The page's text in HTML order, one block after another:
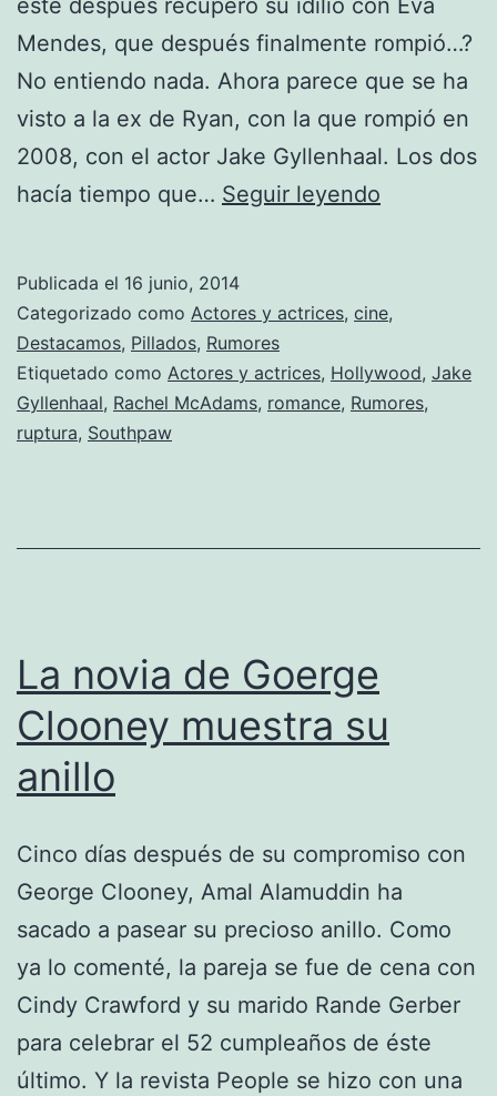
esté después recuperó su idilio con Eva
Mendes, que después finalmente rompió…?
No entiendo nada. Ahora parece que se ha
visto a la ex de Ryan, con la que rompió en
2008, con el actor Jake Gyllenhaal. Los dos
hacía tiempo que… Seguir leyendo
Jake
¿salen
juntos?
Publicada el 16 junio, 2014
Categorizado como Actores y actrices, cine,
Destacamos, Pillados, Rumores
Etiquetado como Actores y actrices, Hollywood, Jake
Gyllenhaal, Rachel McAdams, romance, Rumores,
ruptura, Southpaw
La novia de Goerge
Clooney muestra su
anillo
Cinco días después de su compromiso con
George Clooney, Amal Alamuddin ha
sacado a pasear su precioso anillo. Como
ya lo comenté, la pareja se fue de cena con
Cindy Crawford y su marido Rande Gerber
para celebrar el 52 cumpleaños de éste
último. Y la revista People se hizo con una